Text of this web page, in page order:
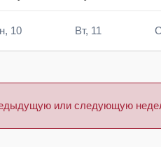
10 Вт, 11
или следующую